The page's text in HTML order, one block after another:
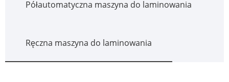
Półautomatyczna maszyna do laminowania
Ręczna maszyna do laminowania